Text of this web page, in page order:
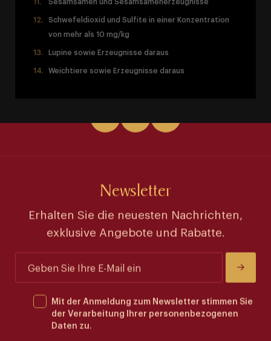
Schwefeldioxid und Sulfite in einer Konzentration
von mehr als 10 mg/kg
Lupine sowie Erzeugnisse daraus
Weichtiere sowie Erzeugnisse daraus
Newsletter
Erhalten Sie die neuesten Nachrichten,
exklusive Angebote und Rabatte.
Mit der Anmeldung zum Newsletter stimmen Sie
der Verarbeitung Ihrer personenbezogenen
Daten zu.